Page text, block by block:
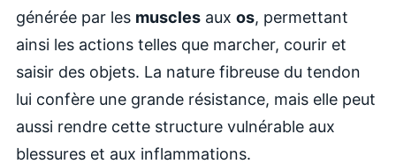
générée par les muscles aux os, permettant
ainsi les actions telles que marcher, courir et
saisir des objets. La nature fibreuse du tendon
lui confère une grande résistance, mais elle peut
aussi rendre cette structure vulnérable aux
blessures et aux inflammations.